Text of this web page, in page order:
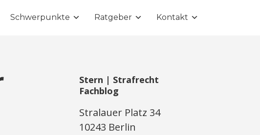
Schwerpunkte Ratgeber Kontakt
Stern | Strafrecht
Fachblog
Stralauer Platz 34
10243 Berlin